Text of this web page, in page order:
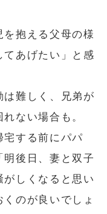
抱える父母の様
てあげたい」と感
は難しく、兄弟が
ない場合も。
宅する前にパパ
明後日、妻と双子
しくなると思い
のが良いでしょ